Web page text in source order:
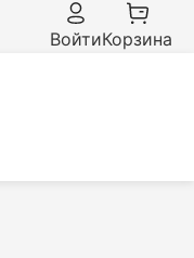
ВойтиКорзина